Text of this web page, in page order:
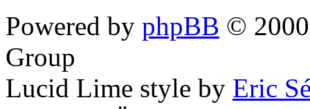
Powered by phpBB ©
Group
Lucid Lime style by Eric